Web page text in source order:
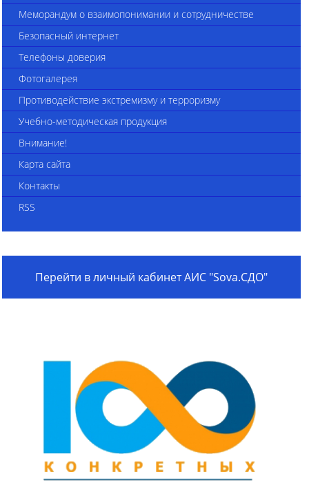
Меморандум о взаимопонимании и сотрудничестве
Безопасный интернет
Телефоны доверия
Фотогалерея
Противодействие экстремизму и терроризму
Учебно-методическая продукция
Внимание!
Карта сайта
Контакты
RSS
Перейти в личный кабинет АИС "Sova.СДО"